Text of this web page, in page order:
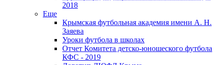
2018
Еще
Крымская футбольная академия имени А. Н.
Заяева
Уроки футбола в школах
Отчет Комитета детско-юношеского футбола
КФС - 2019